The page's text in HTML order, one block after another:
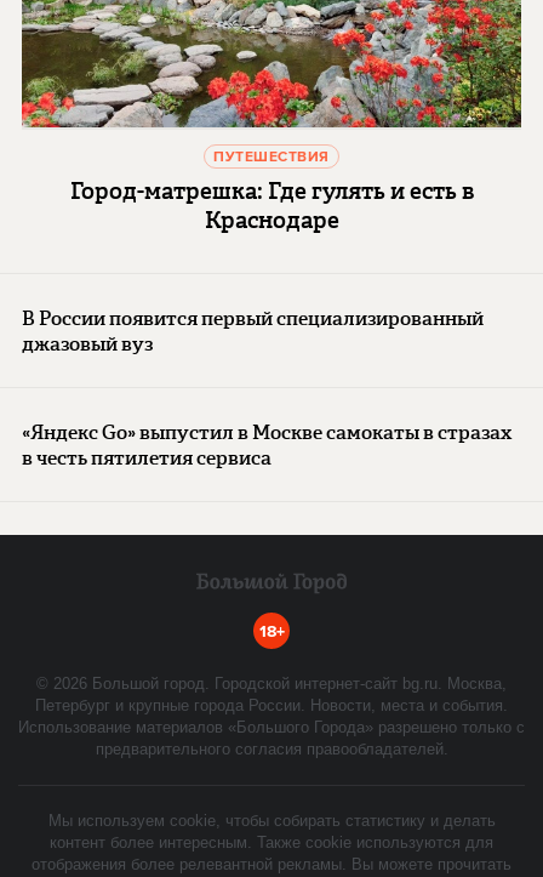
ПУТЕШЕСТВИЯ
Город-матрешка: Где гулять и есть в
Краснодаре
В России появится первый специализированный
джазовый вуз
«Яндекс Go» выпустил в Москве самокаты в стразах
в честь пятилетия сервиса
18+
© 2026 Большой город. Городской интернет-сайт bg.ru. Москва,
Петербург и крупные города России. Новости, места и события.
Использование материалов «Большого Города» разрешено только с
предварительного согласия правообладателей.
Мы используем cookie, чтобы собирать статистику и делать
контент более интересным. Также cookie используются для
отображения более релевантной рекламы. Вы можете прочитать